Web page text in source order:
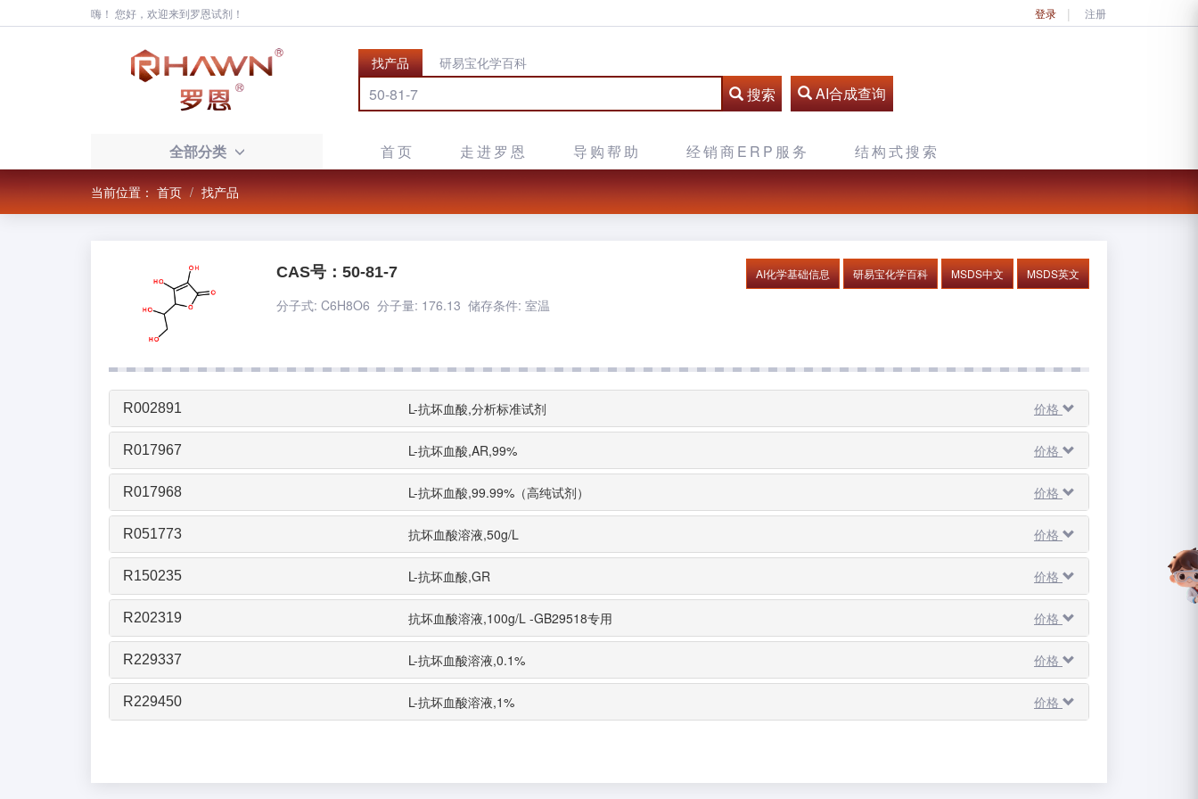
嗨！ 您好，欢迎来到罗恩试剂！ 登录 注册
找产品 研易宝化学百科
搜索 AI合成查询
全部分类 首页 走进罗恩 导购帮助 经销商ERP服务 结构式搜索
当前位置：首页 找产品
CAS号：50-81-7
分子式: C6H8O6 分子量: 176.13 储存条件: 室温
AI化学基础信息 研易宝化学百科 MSDS中文 MSDS英文
R002891 L-抗坏血酸,分析标准试剂 价格
R017967 L-抗坏血酸,AR,99% 价格
R017968 L-抗坏血酸,99.99%（高纯试剂） 价格
R051773 抗坏血酸溶液,50g/L 价格
R150235 L-抗坏血酸,GR 价格
R202319 抗坏血酸溶液,100g/L -GB29518专用 价格
R229337 L-抗坏血酸溶液,0.1% 价格
R229450 L-抗坏血酸溶液,1% 价格